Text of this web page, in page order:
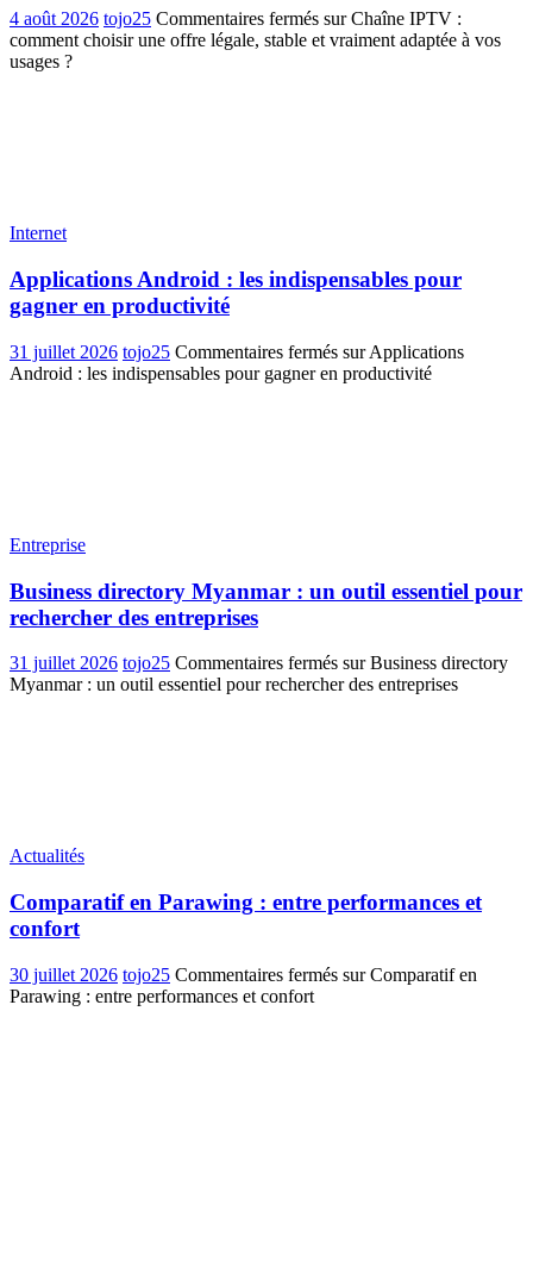
4 août 2026 tojo25 Commentaires fermés sur Chaîne IPTV :
comment choisir une offre légale, stable et vraiment adaptée à vos
usages ?
Internet
Applications Android : les indispensables pour
gagner en productivité
31 juillet 2026 tojo25 Commentaires fermés sur Applications
Android : les indispensables pour gagner en productivité
Entreprise
Business directory Myanmar : un outil essentiel pour
rechercher des entreprises
31 juillet 2026 tojo25 Commentaires fermés sur Business directory
Myanmar : un outil essentiel pour rechercher des entreprises
Actualités
Comparatif en Parawing : entre performances et
confort
30 juillet 2026 tojo25 Commentaires fermés sur Comparatif en
Parawing : entre performances et confort